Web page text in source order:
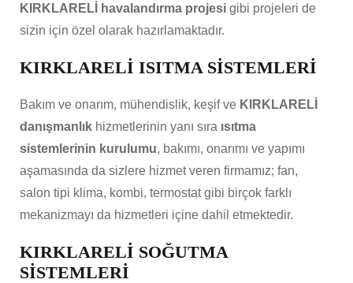
KIRKLARELİ havalandırma projesi gibi projeleri de
sizin için özel olarak hazırlamaktadır.
KIRKLARELİ ISITMA SİSTEMLERİ
Bakım ve onarım, mühendislik, keşif ve KIRKLARELİ
danışmanlık hizmetlerinin yanı sıra ısıtma
sistemlerinin kurulumu, bakımı, onarımı ve yapımı
aşamasında da sizlere hizmet veren firmamız; fan,
salon tipi klima, kombi, termostat gibi birçok farklı
mekanizmayı da hizmetleri içine dahil etmektedir.
KIRKLARELİ SOĞUTMA
SİSTEMLERİ